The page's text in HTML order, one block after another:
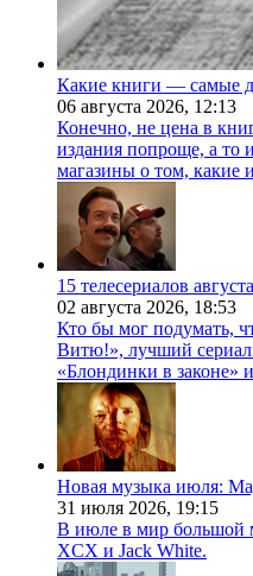
Какие книги — самые
06 августа 2026, 12:13
Конечно, не цена в
издания попроще, а то
магазины о том, какие
15 телесериалов
02 августа 2026, 18:53
Кто бы мог подумать,
Витю!», лучший сериал
«Блондинки в законе»
Новая музыка июля:
31 июля 2026, 19:15
В июле в мир большой
XCX и Jack White.